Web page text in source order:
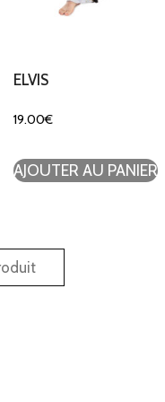
ELVIS
19.00€
AJOUTER AU PANIER